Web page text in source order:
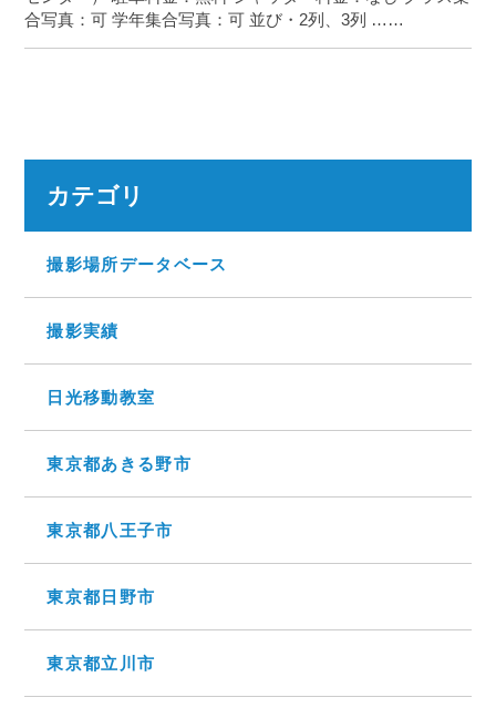
合写真：可 学年集合写真：可 並び・2列、3列 ……
カテゴリ
撮影場所データベース
撮影実績
日光移動教室
東京都あきる野市
東京都八王子市
東京都日野市
東京都立川市